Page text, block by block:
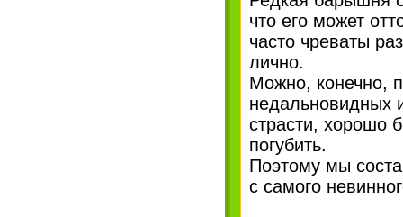
что его может
часто чреваты
лично.
Можно, конечно,
недальновидных
страсти, хорошо
погубить.
Поэтому мы
с самого